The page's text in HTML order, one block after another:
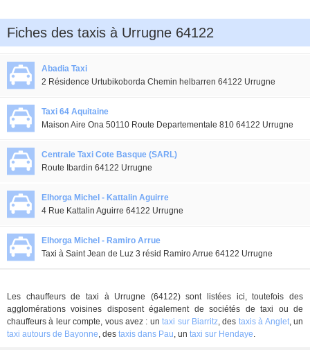
Fiches des taxis à Urrugne 64122
Abadia Taxi
2 Résidence Urtubikoborda Chemin helbarren 64122 Urrugne
Taxi 64 Aquitaine
Maison Aire Ona 50110 Route Departementale 810 64122 Urrugne
Centrale Taxi Cote Basque (SARL)
Route Ibardin 64122 Urrugne
Elhorga Michel - Kattalin Aguirre
4 Rue Kattalin Aguirre 64122 Urrugne
Elhorga Michel - Ramiro Arrue
Taxi à Saint Jean de Luz 3 résid Ramiro Arrue 64122 Urrugne
Les chauffeurs de taxi à Urrugne (64122) sont listées ici, toutefois des
agglomérations voisines disposent également de sociétés de taxi ou de
chauffeurs à leur compte, vous avez : untaxi sur Biarritz, des taxis à Anglet, un
taxi autours de Bayonne, des taxis dans Pau, un taxi sur Hendaye.